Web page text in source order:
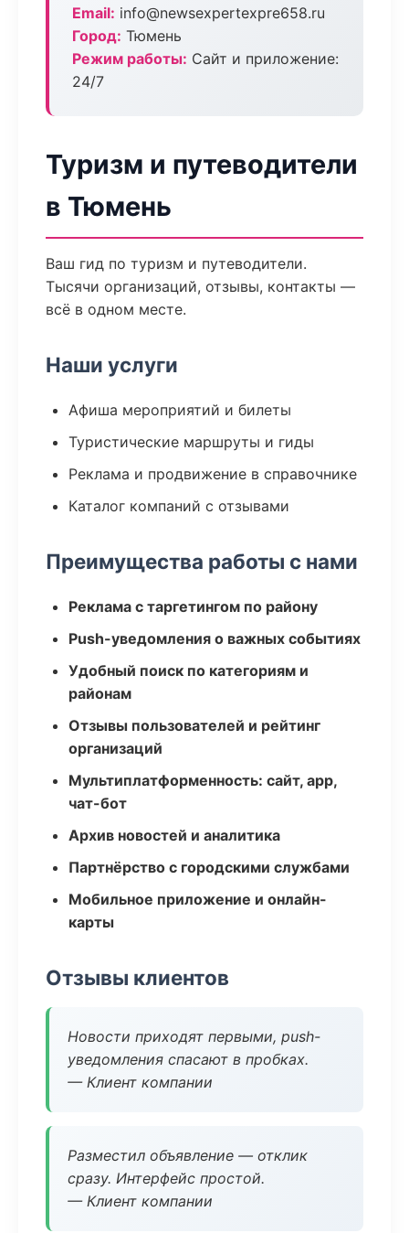
Email: info@newsexpertexpre658.ru
Город: Тюмень
Режим работы: Сайт и приложение:
24/7
Туризм и путеводители
в Тюмень
Ваш гид по туризм и путеводители.
Тысячи организаций, отзывы, контакты —
всё в одном месте.
Наши услуги
Афиша мероприятий и билеты
Туристические маршруты и гиды
Реклама и продвижение в справочнике
Каталог компаний с отзывами
Преимущества работы с нами
Реклама с таргетингом по району
Push-уведомления о важных событиях
Удобный поиск по категориям и
районам
Отзывы пользователей и рейтинг
организаций
Мультиплатформенность: сайт, app,
чат-бот
Архив новостей и аналитика
Партнёрство с городскими службами
Мобильное приложение и онлайн-
карты
Отзывы клиентов
Новости приходят первыми, push-
уведомления спасают в пробках.
— Клиент компании
Разместил объявление — отклик
сразу. Интерфейс простой.
— Клиент компании